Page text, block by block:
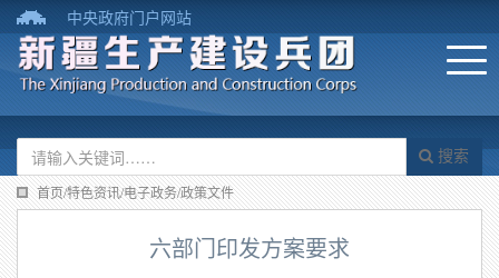
中央政府门户网站
搜索
首页/特色资讯/电子政务/政策文件
六部门印发方案要求